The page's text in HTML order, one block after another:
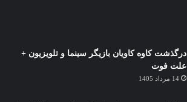
درگذشت کاوه کاویان بازیگر سینما و تلویزیون +
علت فوت
14 مرداد 1405